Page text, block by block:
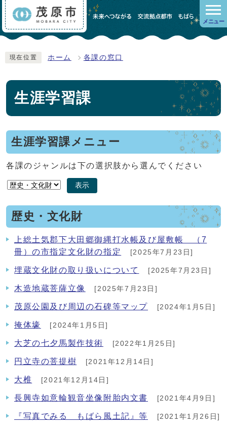
メニュー
現在位置 ホーム 各課の窓口
生涯学習課
生涯学習課メニュー
各課のジャンルは下の選択肢から選んでください
表示
歴史・文化財
上総土気郡下大田郷御縄打水帳及び屋敷帳 （7
冊）の市指定文化財の指定
[2025年7月23日]
埋蔵文化財の取り扱いについて [2025年7月23日]
木造地蔵菩薩立像 [2025年7月23日]
茂原公園及び周辺の石碑等マップ [2024年1月5日]
掩体壕 [2024年1月5日]
大芝の七夕馬製作技術 [2022年1月25日]
円立寺の菩提樹 [2021年12月14日]
大椎 [2021年12月14日]
長興寺如意輪観音坐像附胎内文書 [2021年4月9日]
『写真でみる もばら風土記』等 [2021年1月26日]